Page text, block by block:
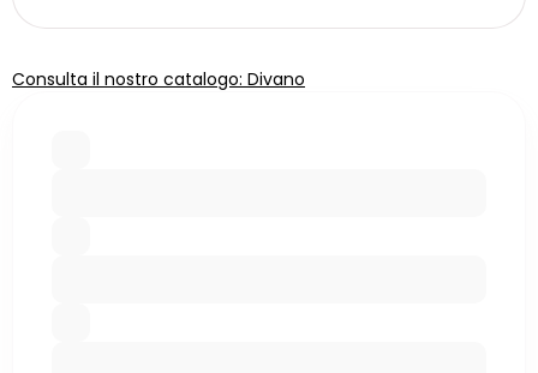
Consulta il nostro catalogo: Divano